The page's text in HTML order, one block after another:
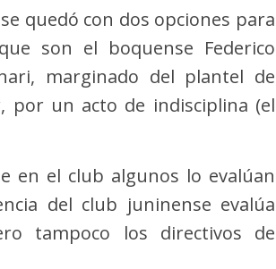
quedó con dos opciones para
son el boquense Federico
marginado del plantel de
por un acto de indisciplina (el
en el club algunos lo evalúan
del club juninense evalúa
tampoco los directivos de